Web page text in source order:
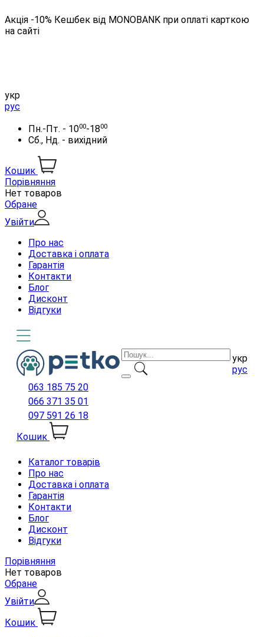
Акція -10% Кешбек від MONOBANK при оплаті карткою
на сайті
укр
рус
Пн.-Пт. - 1000-1800
Сб., Нд. - вихідний
Кошик
Порівняння
Нет товаров
Обране
Увійти
Про нас
Доставка і оплата
Гарантія
Контакти
Блог
Дисконт
Відгуки
укр
рус
063 185 75 20
066 371 35 01
097 591 26 18
Кошик
Каталог товарів
Про нас
Доставка і оплата
Гарантія
Контакти
Блог
Дисконт
Відгуки
Порівняння
Нет товаров
Обране
Увійти
Кошик